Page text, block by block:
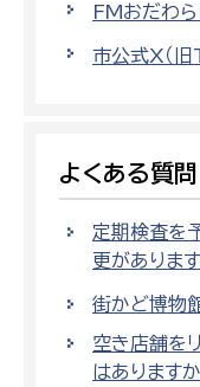
FMおだわ
市公式X（
よくある質問
定期検査を
更がありま
街かど博物
空き店舗を
はありますか